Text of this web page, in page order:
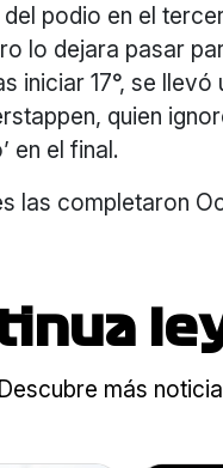
podio en el
lo dejara pasar
iniciar 17°, se
quien
en el final.
las completaron
más